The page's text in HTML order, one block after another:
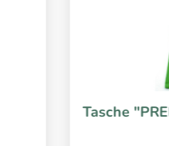
Tasche